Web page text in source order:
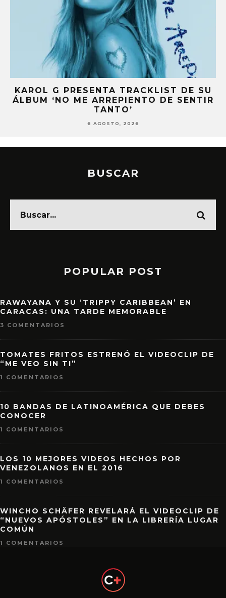
KAROL G PRESENTA TRACKLIST DE SU
ÁLBUM ‘NO ME ARREPIENTO DE SENTIR
TANTO’
6 AGOSTO, 2026
BUSCAR
POPULAR POST
RAWAYANA Y SU ‘TRIPPY CARIBBEAN’ EN
CARACAS: UNA TARDE MEMORABLE
3 COMENTARIOS
TOMATES FRITOS ESTRENÓ EL VIDEOCLIP DE
“ME VEO SIN TI”
1 COMENTARIOS
10 BANDAS DE LATINOAMÉRICA QUE DEBES
CONOCER
1 COMENTARIOS
LOS 10 MEJORES VIDEOS HECHOS POR
VENEZOLANOS EN EL 2016
1 COMENTARIOS
WINCHO SCHÄFER REVELARÁ EL VIDEOCLIP DE
“NUEVOS APÓSTOLES” EN LA LIBRERÍA LUGAR
COMÚN
1 COMENTARIOS